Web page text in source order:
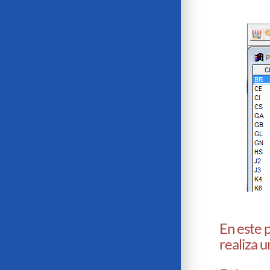
En este
realiza